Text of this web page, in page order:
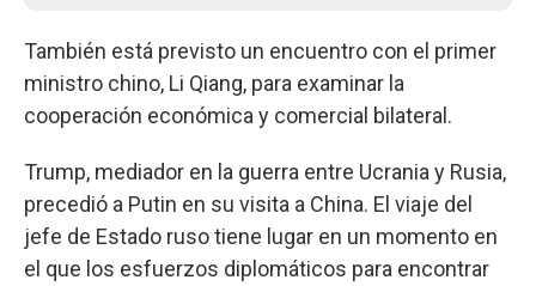
También está previsto un encuentro con el primer
ministro chino, Li Qiang, para examinar la
cooperación económica y comercial bilateral.
Trump, mediador en la guerra entre Ucrania y Rusia,
precedió a Putin en su visita a China. El viaje del
jefe de Estado ruso tiene lugar en un momento en
el que los esfuerzos diplomáticos para encontrar